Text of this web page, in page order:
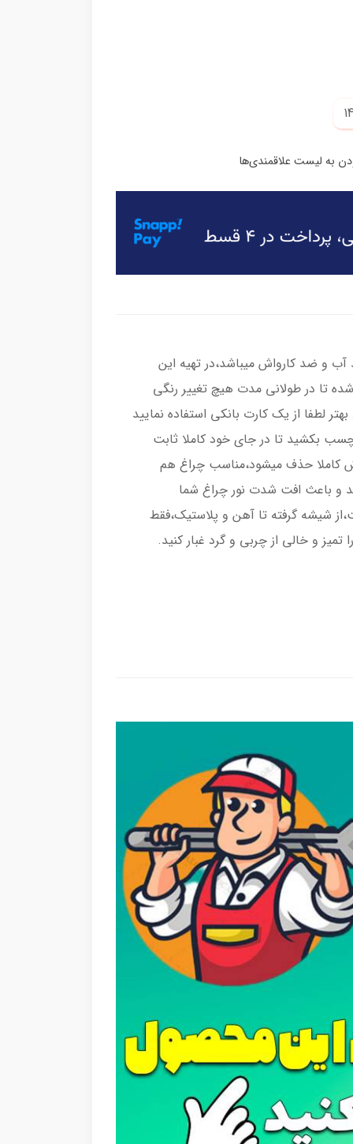
و ضد کارواش میباشد،در تهیه این
تا در طولانی مدت هیچ تغییر رنگی
لطفا از یک کارت بانکی استفاده نمایید
بکشید تا در جای خود کاملا ثابت
کاملا حذف میشود،مناسب چراغ هم
و باعث افت شدت نور چراغ شما
شیشه گرفته تا آهن و پلاستیک،فقط
و خالی از چربی و گرد غبار کنید.